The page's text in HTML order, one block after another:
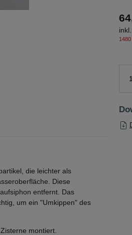
die leichter als
Diese
entfernt. Das
um ein "Umkippen" des
montiert.